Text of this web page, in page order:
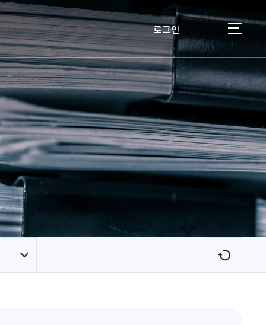
로그인 이용자
새
로